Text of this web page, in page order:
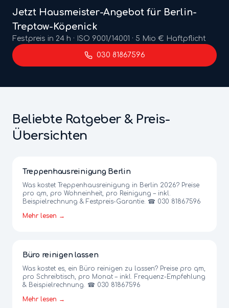
Jetzt Hausmeister-Angebot für Berlin-
Treptow-Köpenick
Festpreis in 24 h · ISO 9001/14001 · 5 Mio € Haftpflicht
030 81867596
Beliebte Ratgeber & Preis-
Übersichten
Treppenhausreinigung Berlin
Was kostet Treppenhausreinigung in Berlin 2026? Preise
pro qm, pro Wohneinheit, pro Reinigung – inkl.
Beispielrechnung & Festpreis-Garantie. ☎ 030 81867596
Mehr lesen →
Büro reinigen lassen
Was kostet es, ein Büro reinigen zu lassen? Preise pro qm,
pro Schreibtisch, pro Monat – inkl. Frequenz-Empfehlung
& Beispielrechnung. ☎ 030 81867596
Mehr lesen →